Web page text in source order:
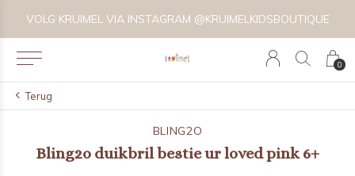
0
VOLG KRUIMEL VIA INSTAGRAM @KRUIMELKIDSBOUTIQUE
Terug
BLING2O
Bling2o duikbril bestie ur loved pink 6+